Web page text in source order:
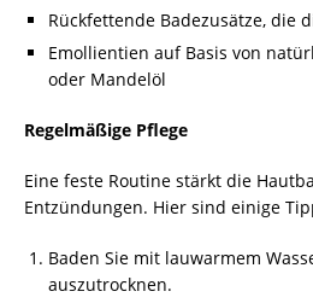
Rückfettende Badezusätze, die
Emollientien auf Basis von
oder Mandelöl
Regelmäßige Pflege
Eine feste Routine stärkt die
Entzündungen. Hier sind einige
Baden Sie mit lauwarmem
auszutrocknen.